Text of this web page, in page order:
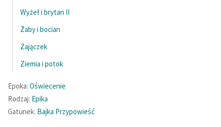
Wyżeł i brytan II
Żaby i bocian
Zajączek
Ziemia i potok
Epoka: Oświecenie
Rodzaj: Epika
Gatunek: Bajka Przypowieść